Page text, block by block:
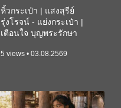
หิ้วกระเป๋า | แสงสุรีย์
รุ่งโรจน์ - แย่งกระเป๋า |
เตือนใจ บุญพระรักษา
5 views • 03.08.2569